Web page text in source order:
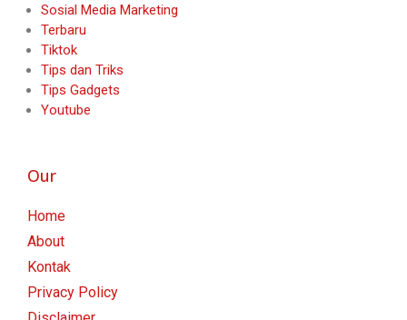
Sosial Media Marketing
Terbaru
Tiktok
Tips dan Triks
Tips Gadgets
Youtube
Our
Home
About
Kontak
Privacy Policy